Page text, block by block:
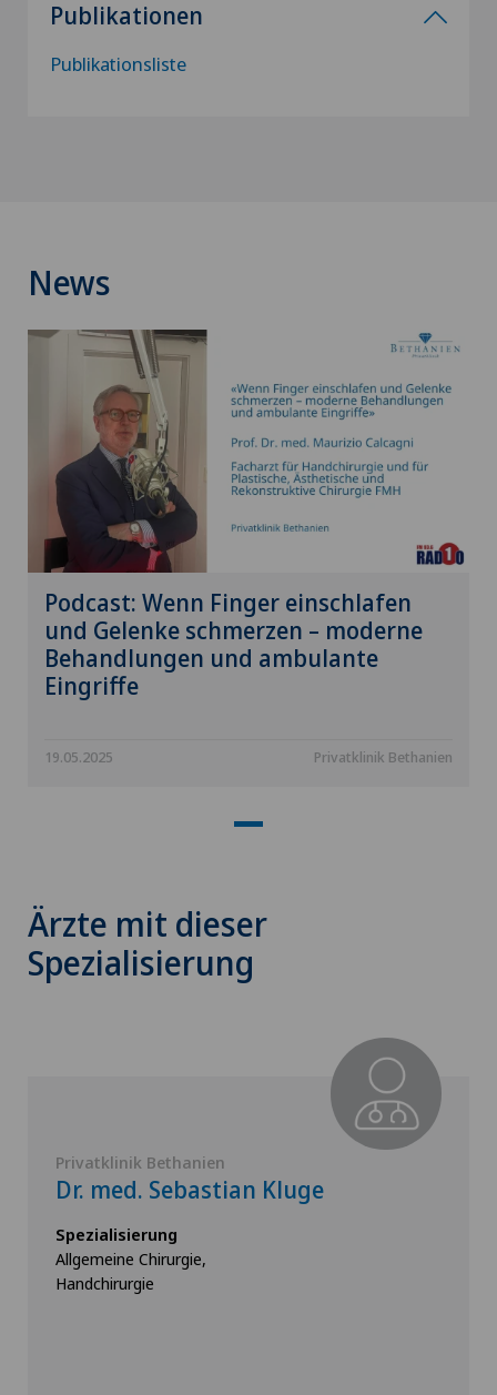
Publikationen
Publikationsliste
News
Podcast: Wenn Finger einschlafen
und Gelenke schmerzen – moderne
Behandlungen und ambulante
Eingriffe
19.05.2025 Privatklinik Bethanien
Ärzte mit dieser
Spezialisierung
Privatklinik Bethanien
Dr. med. Sebastian Kluge
Spezialisierung
Allgemeine Chirurgie,
Handchirurgie